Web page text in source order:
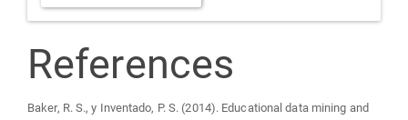
References
Baker, R. S., y Inventado, P. S. (2014). Educational data mining and